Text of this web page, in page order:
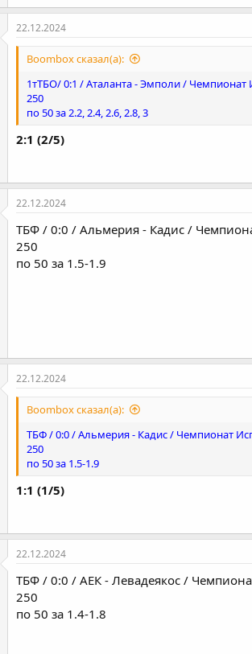
22.12.2024
Boombox сказал(а):
1тТБО/ 0:1 / Аталанта - Эмполи / Чемпионат
250
по 50 за 2.2, 2.4, 2.6, 2.8, 3
2:1 (2/5)
22.12.2024
ТБФ / 0:0 / Альмерия - Кадис /
250
по 50 за 1.5-1.9
22.12.2024
Boombox сказал(а):
ТБФ / 0:0 / Альмерия - Кадис / Чемпионат
250
по 50 за 1.5-1.9
1:1 (1/5)
22.12.2024
ТБФ / 0:0 / АЕК - Левадеякос /
250
по 50 за 1.4-1.8